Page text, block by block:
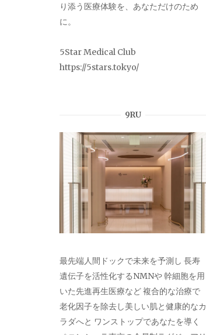
り添う医療体験を、あなただけのため
に。
5Star Medical Club
https://5stars.tokyo/
9RU
最先端人間ドックで未来を予測し 長寿
遺伝子を活性化するNMNや 幹細胞を用
いた先進再生医療など 複合的な治療で
老化因子を除去し美しい肌と健康的なカ
ラダへと ワンストップであなたを導く